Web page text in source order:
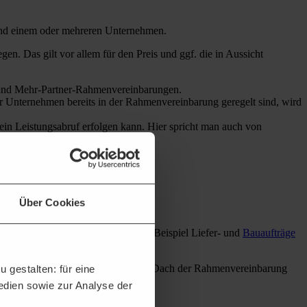
Über Cookies
gestalten: für eine
sowie zur Analyse der
einem oder mehreren Unternehmen.
Das gilt vor allem für den Preis und ggf. die in Aussicht
Mehr-Partner-Rahmenvereinbarungen.
bereits in der Rahmenvereinbarung geregelt sind, wird
Leistungsabruf erfolgen kann. Hier spricht man auch von
unterschieden.
Bereichen. Darunter fallen zum Beispiel Liefer- und Bauaufträge
die Einzelaufträge, die unter das Dach der Rahmenvereinbarung